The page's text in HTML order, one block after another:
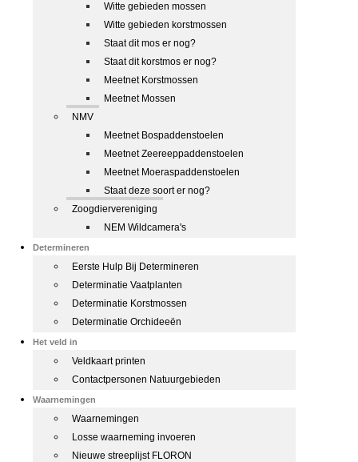
Witte gebieden mossen
Witte gebieden korstmossen
Staat dit mos er nog?
Staat dit korstmos er nog?
Meetnet Korstmossen
Meetnet Mossen
NMV
Meetnet Bospaddenstoelen
Meetnet Zeereeppaddenstoelen
Meetnet Moeraspaddenstoelen
Staat deze soort er nog?
Zoogdiervereniging
NEM Wildcamera's
Determineren
Eerste Hulp Bij Determineren
Determinatie Vaatplanten
Determinatie Korstmossen
Determinatie Orchideeën
Het veld in
Veldkaart printen
Contactpersonen Natuurgebieden
Waarnemingen
Waarnemingen
Losse waarneming invoeren
Nieuwe streeplijst FLORON